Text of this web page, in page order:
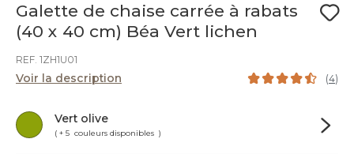
Galette de chaise carrée à rabats
(40 x 40 cm) Béa Vert lichen
REF. 1ZH1U01
Voir la description (4)
Vert olive
( + 5 couleurs disponibles )